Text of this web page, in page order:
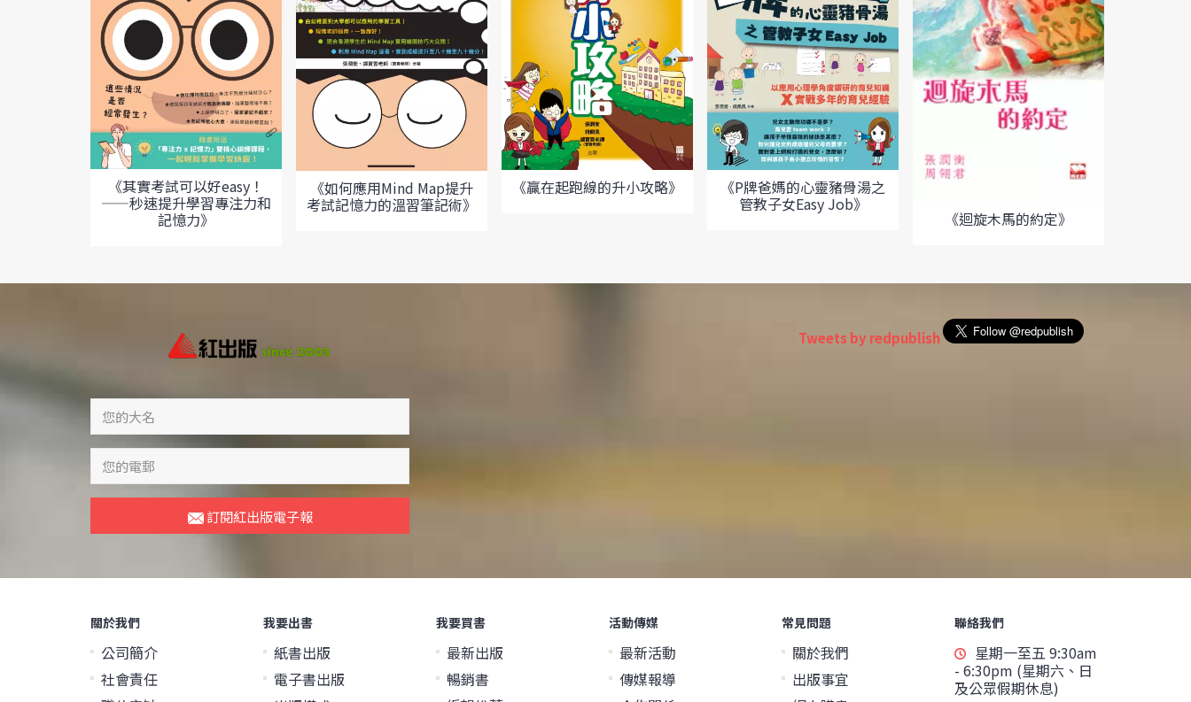
《其實考試可以好easy！
——秒速提升學習專注力和
記憶力》
《如何應用Mind Map提升
考試記憶力的溫習筆記術》
《贏在起跑線的升小攻略》 《P牌爸媽的心靈豬骨湯之
管教子女Easy Job》
《迴旋木馬的約定》
訂閱紅出版電子報
Tweets by redpublish
關於我們
公司簡介
社會責任
我要出書
紙書出版
電子書出版
我要買書
最新出版
暢銷書
活動傳媒
最新活動
傳媒報導
常見問題
關於我們
出版事宜
聯絡我們
星期一至五 9:30am
- 6:30pm (星期六、日
及公眾假期休息)